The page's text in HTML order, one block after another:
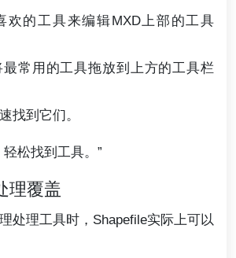
欢的工具来编辑MXD上部的工具
常用的工具拖放到上方的工具栏
找到它们。
松找到工具。”
理覆盖
处理工具时，Shapefile实际上可以